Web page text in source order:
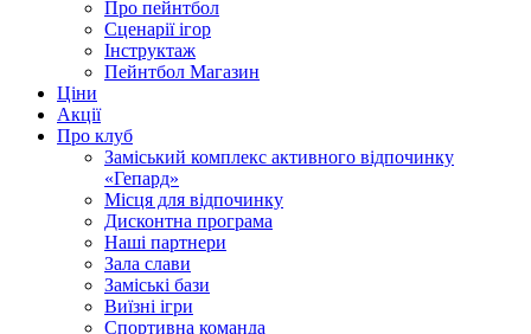
Про пейнтбол
Сценарії ігор
Інструктаж
Пейнтбол Магазин
Ціни
Акції
Про клуб
Заміський комплекс активного відпочинку
«Гепард»
Місця для відпочинку
Дисконтна програма
Наші партнери
Зала слави
Заміські бази
Виїзні ігри
Спортивна команда